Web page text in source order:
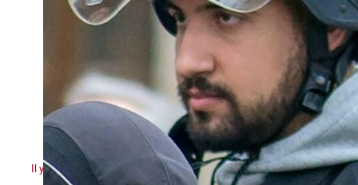
Il y a quelque chose de pourri au royaume de Macron